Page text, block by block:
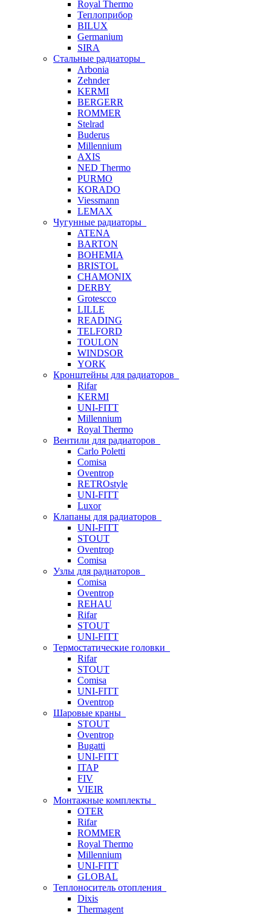
Royal Thermo
Теплоприбор
BILUX
Germanium
SIRA
Стальные радиаторы
Arbonia
Zehnder
KERMI
BERGERR
ROMMER
Stelrad
Buderus
Millennium
AXIS
NED Thermo
PURMO
KORADO
Viessmann
LEMAX
Чугунные радиаторы
ATENA
BARTON
BOHEMIA
BRISTOL
CHAMONIX
DERBY
Grotescco
LILLE
READING
TELFORD
TOULON
WINDSOR
YORK
Кронштейны для радиаторов
Rifar
KERMI
UNI-FITT
Millennium
Royal Thermo
Вентили для радиаторов
Carlo Poletti
Comisa
Oventrop
RETROstyle
UNI-FITT
Luxor
Клапаны для радиаторов
UNI-FITT
STOUT
Oventrop
Comisa
Узлы для радиаторов
Comisa
Oventrop
REHAU
Rifar
STOUT
UNI-FITT
Термостатические головки
Rifar
STOUT
Comisa
UNI-FITT
Oventrop
Шаровые краны
STOUT
Oventrop
Bugatti
UNI-FITT
ITAP
FIV
VIEIR
Монтажные комплекты
OTER
Rifar
ROMMER
Royal Thermo
Millennium
UNI-FITT
GLOBAL
Теплоноситель отопления
Dixis
Thermagent